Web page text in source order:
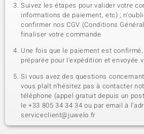
Suivez les étapes pour valider votre
informations de paiement, etc) ;
confirmer nos CGV (Conditions
finaliser votre commande
Une fois que le paiement est
préparée pour l'expédition et envoyée
Si vous avez des questions
vous plaît n'hésitez pas à contacter
téléphone (appel gratuit depuis un
le +33 805 34 34 34 ou par email à
serviceclient@juwelo.fr